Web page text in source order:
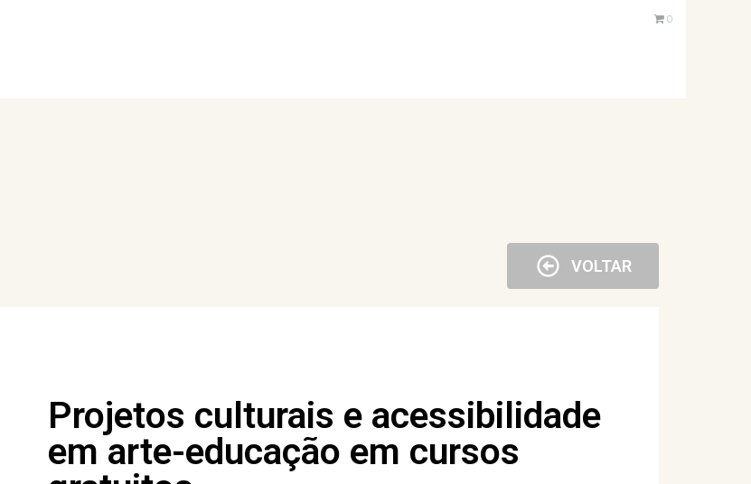
0
VOLTAR
Projetos culturais e acessibilidade
em arte-educação em cursos